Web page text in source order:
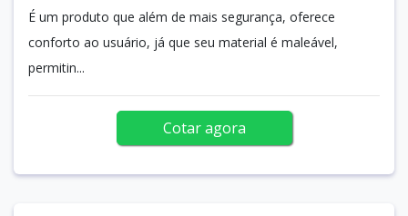
É um produto que além de mais segurança, oferece
conforto ao usuário, já que seu material é maleável,
permitin...
Cotar agora